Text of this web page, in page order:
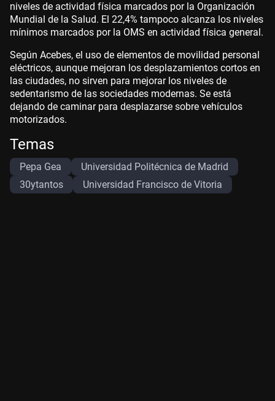
niveles de actividad física marcados por la Organización
Mundial de la Salud. El 22,4% tampoco alcanza los niveles
mínimos marcados por la OMS en actividad física general.
Según Acebes, el uso de elementos de movilidad personal
eléctricos, aunque mejoran los desplazamientos cortos en
las ciudades, no sirven para mejorar los niveles de
sedentarismo de las sociedades modernas. Se está
dejando de caminar para desplazarse sobre vehículos
motorizados.
Temas
Pepa Gea
Universidad Politécnica de Madrid
30ytantos
Universidad Francisco de Vitoria